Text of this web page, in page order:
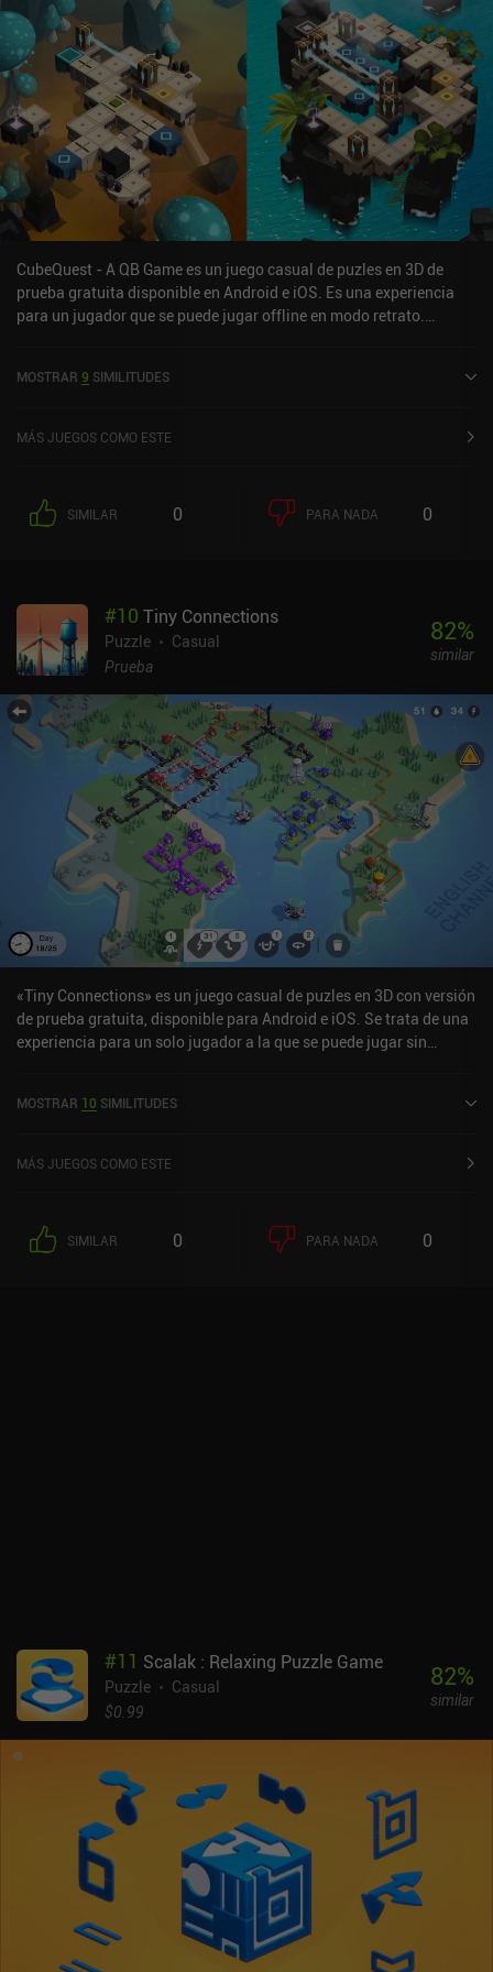
CubeQuest - A QB Game es un juego casual de puzles en 3D de
prueba gratuita disponible en Android e iOS. Es una experiencia
para un jugador que se puede jugar offline en modo retrato.
en la App Store de iOS.
MOSTRAR 9 SIMILITUDES
MÁS JUEGOS COMO ESTE
SIMILAR 0 PARA NADA 0
#10 Tiny Connections
Puzzle
Casual
Prueba
82%
similar
«Tiny Connections» es un juego casual de puzles en 3D con versión
de prueba gratuita, disponible para Android e iOS. Se trata de una
experiencia para un solo jugador a la que se puede jugar sin
en noviembre de 2023 y tiene actualmente una puntuación de 3,6
MOSTRAR 10 SIMILITUDES
MÁS JUEGOS COMO ESTE
SIMILAR 0 PARA NADA 0
#11 Scalak : Relaxing Puzzle Game
Puzzle
Casual
$0.99
82%
similar